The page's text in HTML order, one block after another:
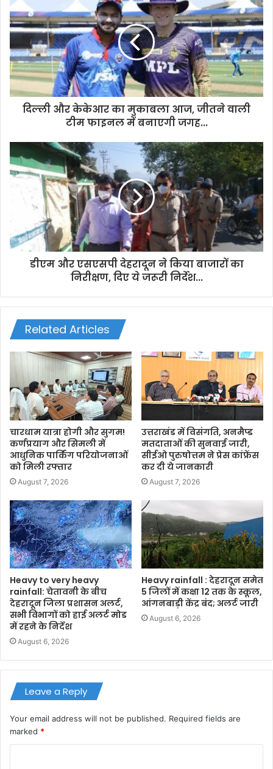
r
E
m
i
l
a
d
s
दिल्ली और केकेआर का मुकाबला आज, जीतने वाली
टीम फाइनल में बनाएगी जगह...
डीएम और एसएसपी देहरादून ने किया बाजारों का
निरीक्षण, दिए ये जरूरी निर्देश...
Related Articles
चारधाम यात्रा होगी और सुगम!
कर्णप्रयाग और सिमली में
आधुनिक पार्किंग परियोजनाओं
को मिली रफ्तार
August 7, 2026
उत्तराखंड में विसंगति, अनमैप्ड
मतदाताओं की सुनवाई जारी,
सीईओ पुरुषोत्तम ने प्रेस कांफ्रेंस
कर दी ये जानकारी
August 7, 2026
Heavy to very heavy
rainfall: चेतावनी के बीच
देहरादून जिला प्रशासन अलर्ट,
सभी विभागों को हाई अलर्ट मोड
में रहने के निर्देश
August 6, 2026
Heavy rainfall : देहरादून समेत
5 जिलों में कक्षा 12 तक के स्कूल,
आंगनबाड़ी केंद्र बंद; अलर्ट जारी
August 6, 2026
Leave a Reply
Your email address will not be published. Required fields are
marked *